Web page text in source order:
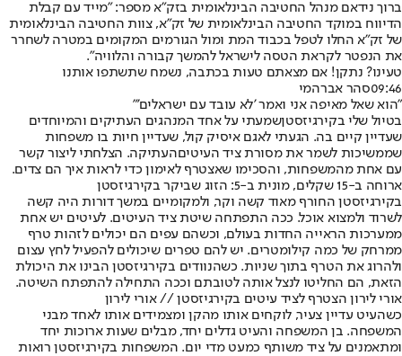
ברוך נידאם מנהל החטיבה הבינלאומית בזק״א מספר: "מייד עם קבלת
הדיווח במוקד החטיבה הבינלאומית של זק״א, צוות החטיבה הבינלאומית
של זק״א החלו לטפל בכבוד המת ומול הגורמים המקומים במטרה לשחרר
את הנפטר לקראת הטסה לישראל להמשך קבורה והלוויה".
טעינו? נתקן! אם מצאתם טעות בכתבה, נשמח שתשתפו אותנו
09:46סהר אברהמי
"הוא שאל מאיפה אני ואמר 'לא עובד עם ישראלים'"
בטיול שלי בקירגיזסטןשמעתי על אחד המנהגים העתיקים והמיוחדים
שעדיין קיים בה. הגעתי לאגם איסיק קול, שעדיין חיות בו משפחות
שממשיכות לשמר את מסורת ציד העיטיםהעתיקה. הצלחתי ליצור קשר
עם אחת מהמשפחות, והסכימו שאצטרף לאימון כדי לראות איך הם צדים.
ארוחה ב-15 שקלים, מונית ב-5: הזוג ש
ביקר בקירגיזסטן
בקירגיזסטן החורף מאוד קשה וקר, ולמקומיים במשך דורות היה קשה
לשרוד ולמצוא אוכל. ככה התפתחה שיטת ציד העיטים. לעיטים יש אחת
ממערכות הראייה החדות בעולם, וכשהם עפים הם יכולים לזהות טרף
ממרחק של כמה קילומטרים. יש להם טפרים שיכולים להפעיל לחץ עצום
ולהרוג את הטרף בתוך שניות. כשהנוודים בקירגיזסטן הבינו את היכולת
הזאת, הם החליטו לנצל אותה לטובתם וככה התחילה להתפתח השיטה.
אורי לירון הצטרף לציד עיטים בקירגיזסטן // אורי לירון
כשהעיט עדיין צעיר, לוקחים אותו מהקן ומצמידים אותו לאחד מבני
המשפחה. בן המשפחה והעיט גדלים יחד, מבלים שעות ארוכות יחד
ומתאמנים על ציד משותף כמעט מדי יום. המשפחות בקירגיזסטן רואות